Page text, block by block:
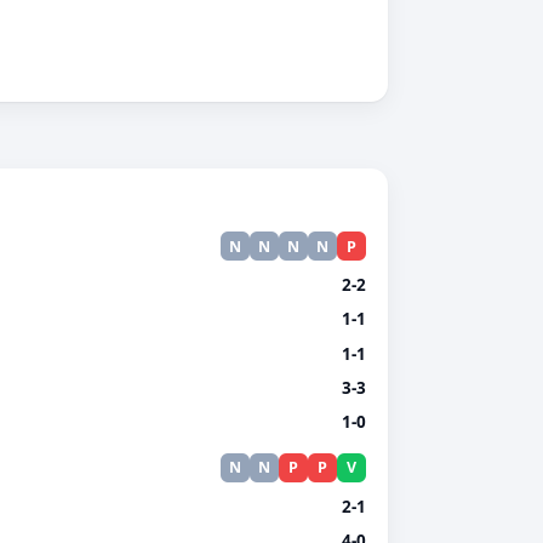
N N N N P
2-2
1-1
1-1
3-3
1-0
N N P P V
2-1